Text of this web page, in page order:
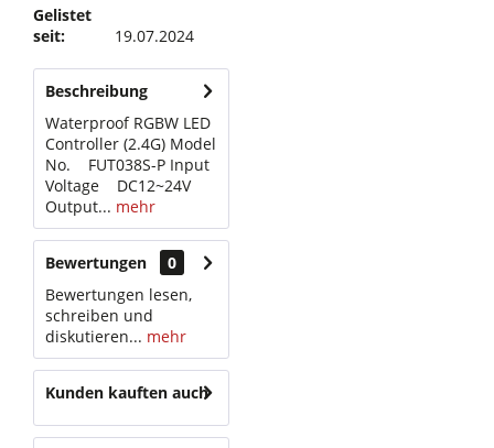
Gelistet
seit:
19.07.2024
Beschreibung
Waterproof RGBW LED
Controller (2.4G) Model
No. FUT038S-P Input
Voltage DC12~24V
Output... mehr
Bewertungen
0
Bewertungen lesen,
schreiben und
diskutieren... mehr
Kunden kauften auch